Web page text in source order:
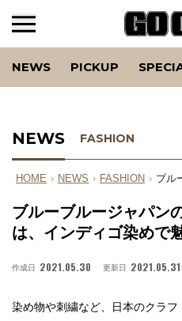
NEWS PICKUP
NEWS FASHION
HOME › NEWS › FASHION › ブル
ブルーブルージャパン
は、インディゴ染めで
作成日 2021.05.30 更新日 2021.05.31
染め物や刺繍など、日本のクラ